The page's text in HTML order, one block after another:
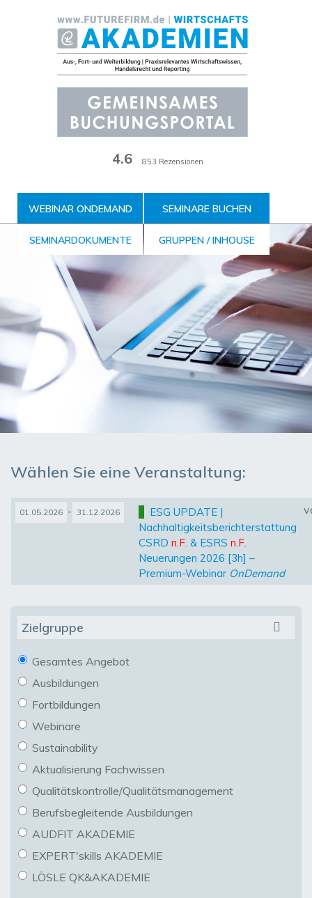
4.6 853 Rezensionen
WEBINAR ONDEMAND
SEMINARDOKUMENTE
SEMINARE BUCHEN
GRUPPEN / INHOUSE
Wählen Sie eine Veranstaltung:
01.05.2026 - 31.12.2026
ESG UPDATE |
Nachhaltigkeitsberichterstattung
CSRD n.F. & ESRS n.F.
Neuerungen 2026 [3h] –
Premium-Webinar OnDemand
Zielgruppe
Gesamtes Angebot
Ausbildungen
Fortbildungen
Webinare
Sustainability
Aktualisierung Fachwissen
Qualitätskontrolle/Qualitätsmanagement
Berufsbegleitende Ausbildungen
AUDFIT AKADEMIE
EXPERT'skills AKADEMIE
LÖSLE QK&AKADEMIE